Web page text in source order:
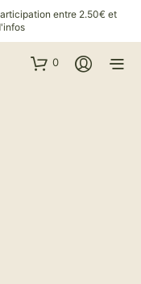
entre 2.50€ et
0